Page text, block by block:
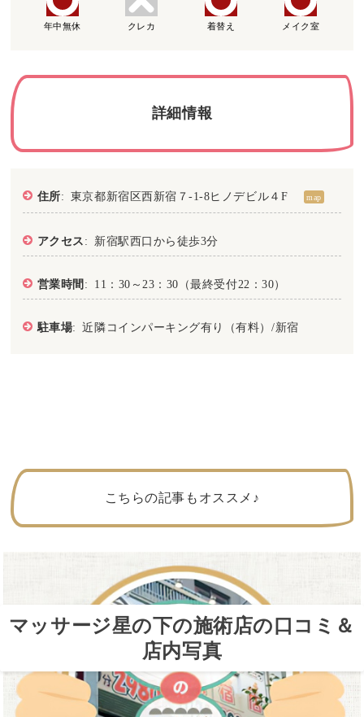
マッサージ星の下の施術店の口コミ＆
店内写真
年中無休 クレカ 着替え メイク室
詳細情報
住所: 東京都新宿区西新宿７-1-8ヒノデビル４F map
アクセス : 新宿駅西口から徒歩3分
営業時間 : 11：30～23：30（最終受付22：30）
駐車場: 近隣コインパーキング有り（有料）/新宿
こちらの記事もオススメ♪